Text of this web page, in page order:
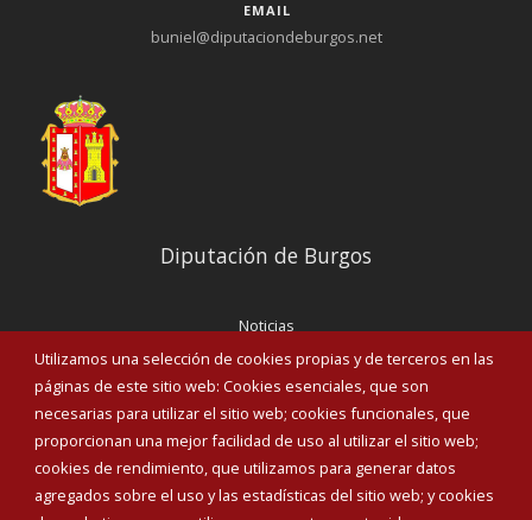
Utilizamos una selección de cookies propias y de terceros en las
páginas de este sitio web: Cookies esenciales, que son
necesarias para utilizar el sitio web; cookies funcionales, que
proporcionan una mejor facilidad de uso al utilizar el sitio web;
cookies de rendimiento, que utilizamos para generar datos
agregados sobre el uso y las estadísticas del sitio web; y cookies
EMAIL
buniel@diputaciondeburgos.net
Diputación de Burgos
Noticias
Eventos
Corporación Municipal
Teléfonos de interés
INICIAR SESIÓN
MAPA WEB